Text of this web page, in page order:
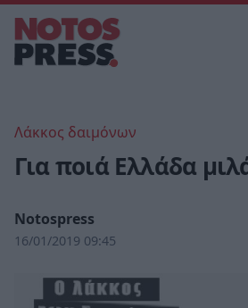
Λάκκος δαιμόνων
Για ποιά Ελλάδα
Notospress
16/01/2019 09:45